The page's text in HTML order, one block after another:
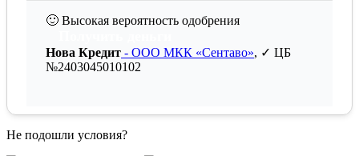
🙂 Высокая вероятность одобрения
Нова Кредит - ООО МКК «Сентаво», ✓ ЦБ
№2403045010102
Не подошли условия?